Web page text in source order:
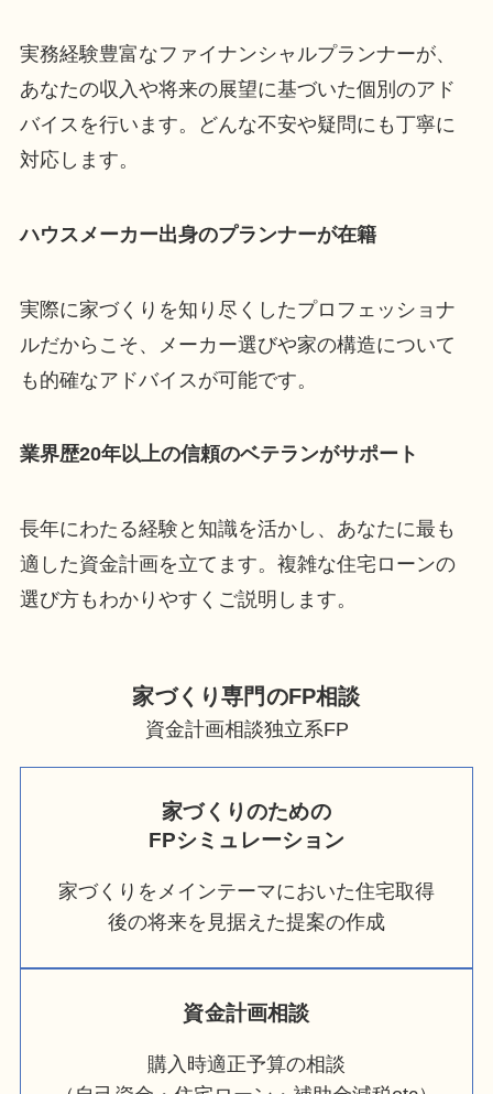
実務経験豊富なファイナンシャルプランナーが、
あなたの収入や将来の展望に基づいた個別のアド
バイスを行います。どんな不安や疑問にも丁寧に
対応します。
ハウスメーカー出身のプランナーが在籍
実際に家づくりを知り尽くしたプロフェッショナ
ルだからこそ、メーカー選びや家の構造について
も的確なアドバイスが可能です。
業界歴20年以上の信頼のベテランがサポート
長年にわたる経験と知識を活かし、あなたに最も
適した資金計画を立てます。複雑な住宅ローンの
選び方もわかりやすくご説明します。
家づくり専門のFP相談
資金計画相談独立系FP
家づくりのための
FPシミュレーション
家づくりをメインテーマにおいた住宅取得
後の将来を見据えた提案の作成
資金計画相談
購入時適正予算の相談